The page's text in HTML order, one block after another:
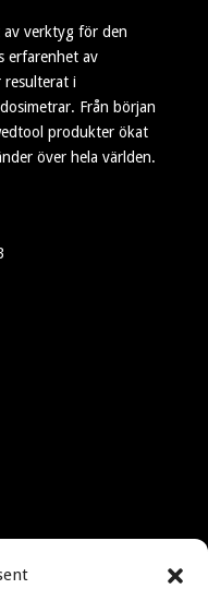
verktyg för den
erfarenhet av
resulterat i
Från början
produkter ökat
över hela världen.